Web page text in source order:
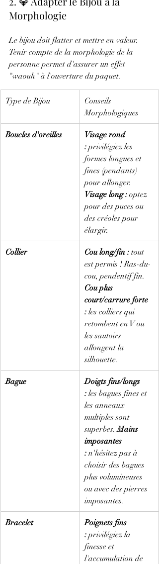
Morphologie
Le bijou doit flatter et mettre en valeur.
Tenir compte de la morphologie de la
personne permet d'assurer un effet
"waouh" à l'ouverture du paquet.
Type de Bijou
Conseils
Morphologiques
Boucles d'oreilles
Visage rond
: privilégiez les
formes longues et
fines (pendants)
pour allonger.
Visage long : optez
pour des puces ou
des créoles pour
élargir.
Collier Cou long/fin : tout
est permis ! Ras-du-
cou, pendentif fin.
Cou plus
court/carrure forte
: les colliers qui
retombent en V ou
les sautoirs
allongent la
silhouette.
Bague
Doigts fins/longs
: les bagues fines et
les anneaux
multiples sont
superbes. Mains
imposantes
: n'hésitez pas à
choisir des bagues
plus volumineuses
ou avec des pierres
imposantes.
Bracelet
Poignets fins
: privilégiez la
finesse et
l'accumulation de